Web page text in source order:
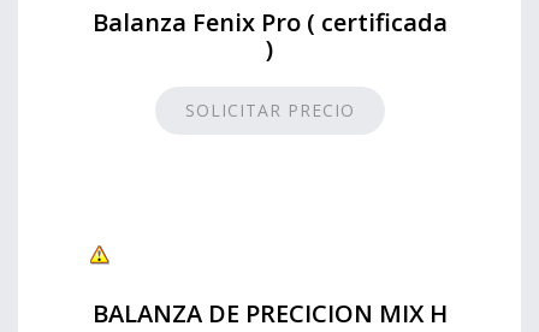
Balanza Fenix Pro ( certificada
)
SOLICITAR PRECIO
BALANZA DE PRECICION MIX H